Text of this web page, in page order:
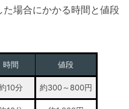
場合にかかる時間と値段
時間 値段
10分 約300～800円